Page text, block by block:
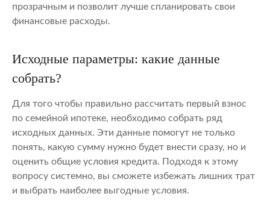
прозрачным и позволит лучше спланировать свои
финансовые расходы.
Исходные параметры: какие данные
собрать?
Для того чтобы правильно рассчитать первый взнос
по семейной ипотеке, необходимо собрать ряд
исходных данных. Эти данные помогут не только
понять, какую сумму нужно будет внести сразу, но и
оценить общие условия кредита. Подходя к этому
вопросу системно, вы сможете избежать лишних трат
и выбрать наиболее выгодные условия.